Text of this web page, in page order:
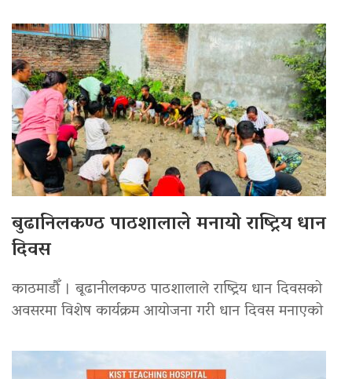
बुढानिलकण्ठ पाठशालाले मनायो राष्ट्रिय धान
दिवस
काठमाडौँ । बूढानीलकण्ठ पाठशालाले राष्ट्रिय धान दिवसको
अवसरमा विशेष कार्यक्रम आयोजना गरी धान दिवस मनाएको